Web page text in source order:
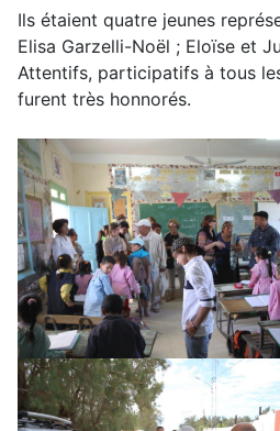
Ils étaient quatre jeunes
Elisa Garzelli-Noël ; Eloïse et
Attentifs, participatifs à tous
furent très honnorés.